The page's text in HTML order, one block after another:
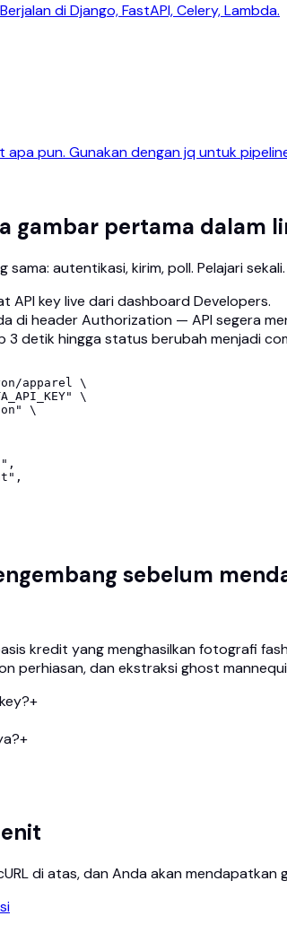
di Django, FastAPI, Celery, Lambda.
pun. Gunakan dengan jq untuk
gambar pertama dalam
autentikasi, kirim, poll. Pelajari sekali.
key live dari dashboard Developers.
di header Authorization — API segera
detik hingga status berubah menjadi
apparel \
\
\
sebelum
kredit yang menghasilkan fotografi
dan ekstraksi ghost
+
+
di atas, dan Anda akan